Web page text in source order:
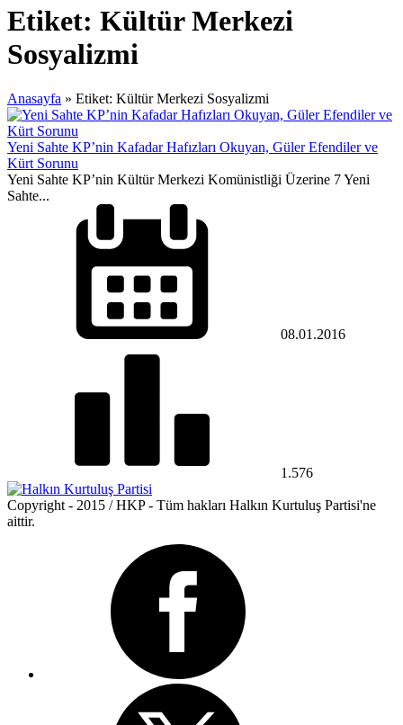
Etiket: Kültür Merkezi
Sosyalizmi
Anasayfa » Etiket: Kültür Merkezi Sosyalizmi
Yeni Sahte KP’nin Kafadar Hafızları Okuyan, Güler Efendiler ve
Kürt Sorunu
Yeni Sahte KP’nin Kültür Merkezi Komünistliği Üzerine 7 Yeni
Sahte...
08.01.2016
1.576
Copyright - 2015 / HKP - Tüm hakları Halkın Kurtuluş Partisi'ne
aittir.